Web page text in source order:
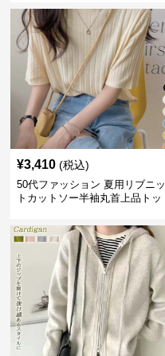
¥3,410 (税込)
50代ファッション 夏用リブニッ
トカットソー半袖丸首上品トッ